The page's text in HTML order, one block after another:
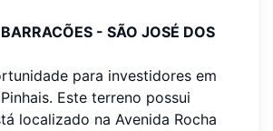
- SÃO JOSÉ DOS
para investidores em
Este terreno possui
localizado na Avenida Rocha